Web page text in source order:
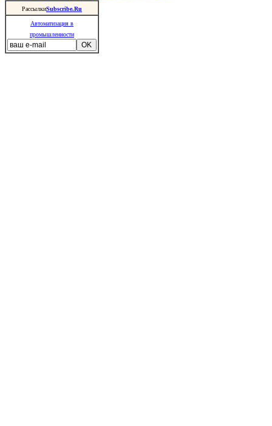
РассылкиSubscribe.Ru
Автоматизация в
промышленности